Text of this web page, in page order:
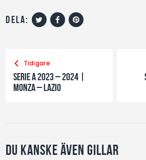
dela:
Tidigare
Serie A 2023 – 2024 |
Monza – Lazio
Du kanske även gillar